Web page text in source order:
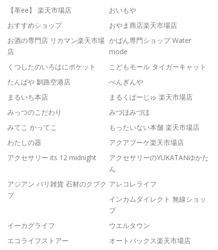
【革ee】 楽天市場店
おいもや
おすすめショップ
おやま商店楽天市場店
お酒の専門店 リカマン楽天市場
店
かばん専門ショップ Water
mode
くつしたのいろはにポケット
こどもモール タイガーキャット
たんばや 釧路空港店
ぺんぎんや
まるいち本店
まるくぱーじゅ 楽天市場店
みっつのこだわり
みづほみづほ
みてこ かってこ
もったいない本舗 楽天市場店
わたしの器
アクアブーケ楽天市場店
アクセサリー its 12 midnight
アクセサリーのYUKATANゆかた
ん
アジアン バリ雑貨 石材のクプク
プ
アレコレライフ
インカムダイレクト 無線ショッ
プ
イーカグライフ
ウエルタウン
エコライフストアー
オートバックス楽天市場店